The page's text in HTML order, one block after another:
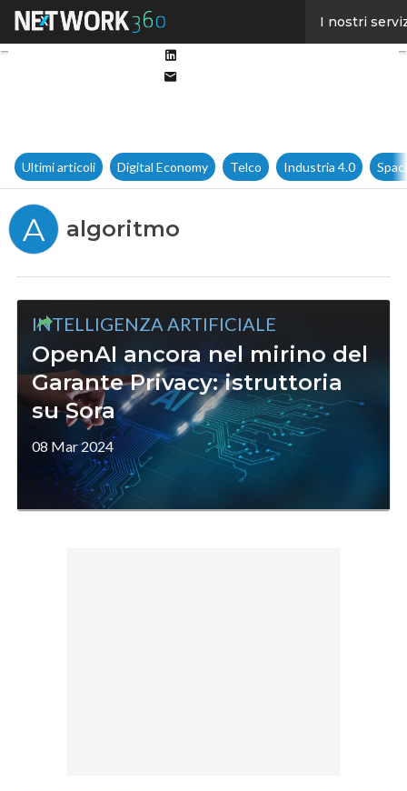
I nostri
Ultimi articoli Digital Economy Telco Industria 4.0
A algoritmo
INTELLIGENZA ARTIFICIALE
OpenAI ancora nel mirino del
Garante Privacy: istruttoria
su Sora
08 Mar 2024